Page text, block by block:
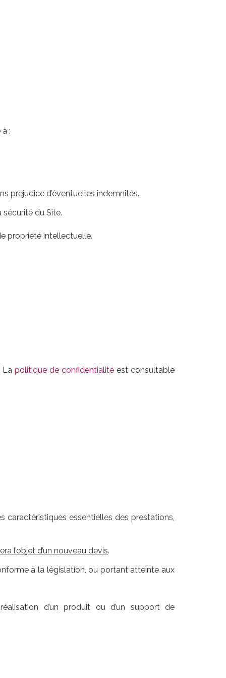
:
préjudice d’éventuelles indemnités.
du Site.
propriété intellectuelle.
La politique de confidentialitéest consultable
caractéristiques essentielles des prestations,
l’objet d’un nouveau devis.
à la législation, ou portant atteinte aux
d’un produit ou d’un support de